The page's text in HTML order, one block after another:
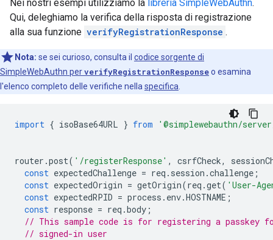
Nei nostri esempi utilizziamo la libreria SimpleWebAuthn.
Qui, deleghiamo la verifica della risposta di registrazione
alla sua funzione verifyRegistrationResponse .
Nota: se sei curioso, consulta il codice sorgente di
SimpleWebAuthn perverifyRegistrationResponseo esamina
l'elenco completo delle verifiche nella specifica
import { isoBase64URL } from '@simplewebauthn/
router .post( '/registerResponse' , csrfCheck,
const expectedChallenge = req . session .challenge ;
const expectedOrigin = getOrigin(req .get( 'User-
const expectedRPID = process . env.HOSTNAME ;
const response = req .body ;
// This sample code is for registering a passkey
// signed-in user